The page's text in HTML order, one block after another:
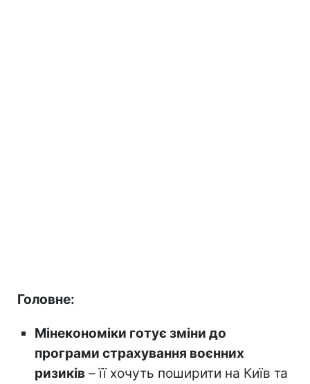
Головне:
Мінекономіки готує зміни до
програми страхування воєнних
ризиків – її хочуть поширити на Київ та